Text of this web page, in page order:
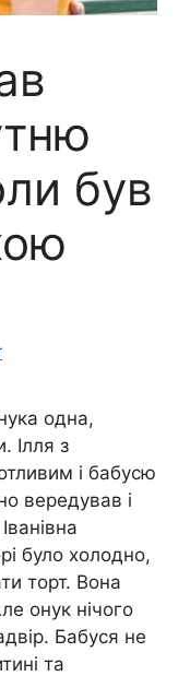
був
одна,
Ілля з
і бабусю
вередував і
було холодно,
торт. Вона
онук нічого
Бабуся не
та